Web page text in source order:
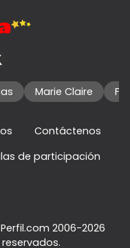
Marie Claire
Contáctenos
de participación
2006-2026